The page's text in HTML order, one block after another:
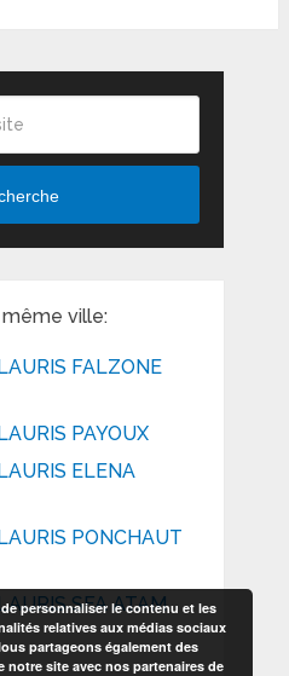
ville:
FALZONE
PAYOUX
ELENA
PONCHAUT
SFA ATAM
personnaliser le contenu et les
relatives aux médias sociaux
partageons également des
site avec nos partenaires de